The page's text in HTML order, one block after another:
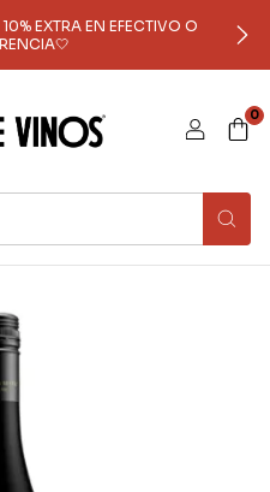
EXTRA EN EFECTIVO O
0